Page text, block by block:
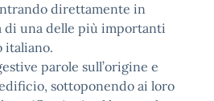
direttamente in
di una delle più importanti
italiano.
parole sull’origine e
sottoponendo ai loro